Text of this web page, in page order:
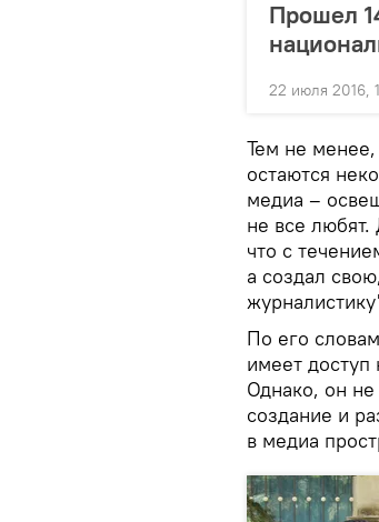
Прошел
22 июля 2016,
Тем не
остаются
медиа –
не все любят.
что с
а создал
По его
имеет доступ
Однако, он
создание и
в медиа